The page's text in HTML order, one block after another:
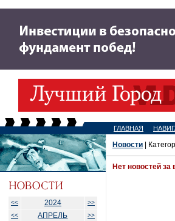
ГЛАВНАЯ
<< 2024
>>
<<
АПРЕЛЬ >>
Новости |
Нет новостей